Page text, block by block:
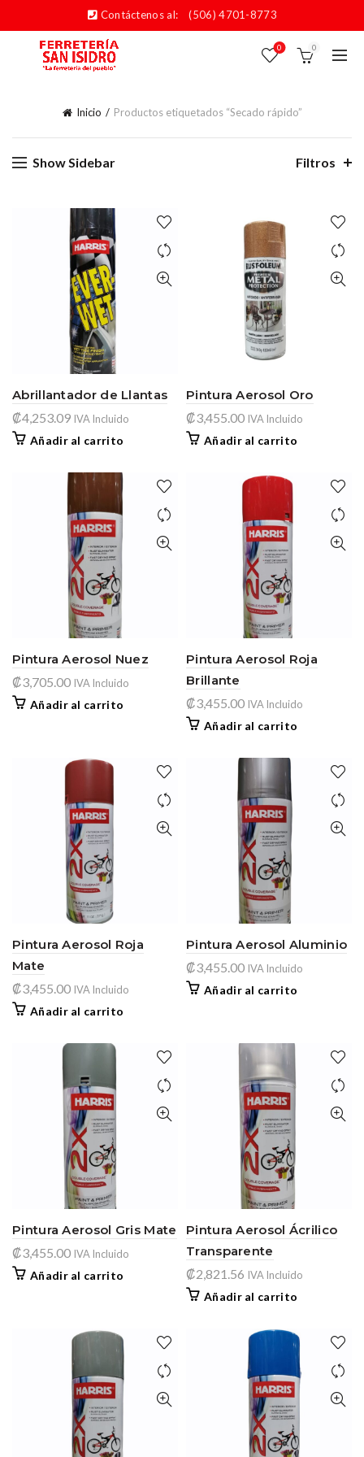
Contáctenos al: (506) 4701-8773
0 0
Inicio Productos etiquetados “Secado rápido”
Show Sidebar Filtros
Abrillantador de Llantas
₡4,253.09 IVA Incluido
Añadir al carrito
Pintura Aerosol Oro
₡3,455.00 IVA Incluido
Añadir al carrito
Pintura Aerosol Nuez
₡3,705.00 IVA Incluido
Añadir al carrito
Pintura Aerosol Roja
Brillante
₡3,455.00 IVA Incluido
Añadir al carrito
Pintura Aerosol Roja
Mate
₡3,455.00 IVA Incluido
Añadir al carrito
Pintura Aerosol Aluminio
₡3,455.00 IVA Incluido
Añadir al carrito
Pintura Aerosol Gris Mate
₡3,455.00 IVA Incluido
Añadir al carrito
Pintura Aerosol Ácrilico
Transparente
₡2,821.56 IVA Incluido
Añadir al carrito